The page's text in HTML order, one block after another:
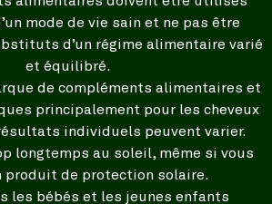
mode de vie sain et ne pas être
d’un régime alimentaire varié
et équilibré.
de compléments alimentaires et
principalement pour les cheveux
individuels peuvent varier.
longtemps au soleil, même si vous
produit de protection solaire.
les bébés et les jeunes enfants